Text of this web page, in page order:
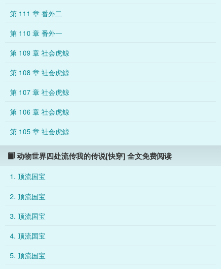
被余年给赖上了！”工作人员：“……”谁说不是呢。并且更让他们
一只腹部受伤的雄性大熊猫！网友：？？？还带拖家带口混编制
了新名字：宋一（捡一只余年送一只宋一）网友们纷纷涌到基地
想基地足够“铁面无私”，宋一伤好后，两只熊再次
第 111 章 番外二
第 110 章 番外一
第 109 章 社会虎鲸
第 108 章 社会虎鲸
第 107 章 社会虎鲸
第 106 章 社会虎鲸
第 105 章 社会虎鲸
动物世界四处流传我的传说[快穿] 全文免费阅读
1. 顶流国宝
2. 顶流国宝
3. 顶流国宝
4. 顶流国宝
5. 顶流国宝